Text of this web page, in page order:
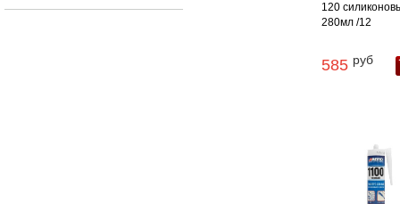
120
280мл /12
585 руб